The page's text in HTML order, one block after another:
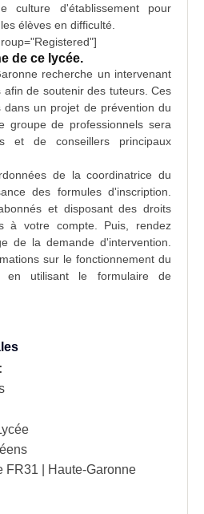
culture d'établissement pour
élèves en difficulté
de ce lycée.
recherche un intervenant
de soutenir des tuteurs. Ces
un projet de prévention du
groupe de professionnels sera
et de conseillers principaux
de lacoordinatrice du
des formules d'inscription
et disposant des droits
à votre compte. Puis, rendez
de lademande d'intervention
sur le fonctionnement du
en utilisant le formulaire de
FR31 | Haute-Garonne